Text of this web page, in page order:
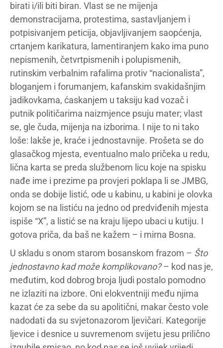
birati i/ili biti biran. Vlast se ne mijenja
demonstracijama, protestima, sastavljanjem i
potpisivanjem peticija, objavljivanjem saopćenja,
crtanjem karikatura, lamentiranjem kako ima puno
nepismenih, četvrtpismenih i polupismenih,
rutinskim verbalnim rafalima protiv “nacionalista”,
bloganjem i forumanjem, kafanskim svakidašnjim
jadikovkama, ćaskanjem u taksiju kad vozač i
putnik političarima naizmjence psuju mater; vlast
se, gle čuda, mijenja na izborima. I nije to ni tako
loše: lakše je, kraće i jednostavnije. Prošeta se do
glasačkog mjesta, eventualno malo pričeka u redu,
lična karta se preda službenom licu koje na spisku
nađe ime i prezime pa provjeri poklapa li se JMBG,
onda se dobije listić, ode u kabinu, u kabini je olovka
kojom se na listiću na jedno od predviđenih mjesta
ispiše “X”, a listić se na kraju lijepo ubaci u kutiju. I
gotova priča, da baš ne kažem – i mirna Bosna.
U skladu s onom starom bosanskom frazom – Što
jednostavno kad može komplikovano?– kod nas je,
međutim, kod dobrog broja ljudi postalo pomodno
ne izlaziti na izbore. Oni elokventniji među njima
kazat će za sebe da su apolitični, makar često vole
nadodati da su svjetonazorom ljevičari. Kategorije
ljevice i desnice u suvremenom svijetu jesu prilično